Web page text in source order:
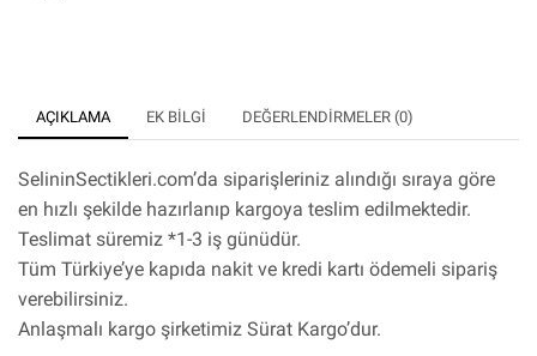
AÇIKLAMA EK BILGI DEĞERLENDIRMELER (0)
SelininSectikleri.com’da siparişleriniz alındığı sıraya göre
en hızlı şekilde hazırlanıp kargoya teslim edilmektedir.
Teslimat süremiz *1-3 iş günüdür.
Tüm Türkiye’ye kapıda nakit ve kredi kartı ödemeli sipariş
verebilirsiniz.
Anlaşmalı kargo şirketimiz Sürat Kargo’dur.